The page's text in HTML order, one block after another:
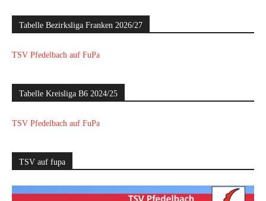
Tabelle Bezirksliga Franken 2026/27
TSV Pfedelbach auf FuPa
Tabelle Kreisliga B6 2024/25
TSV Pfedelbach auf FuPa
TSV auf fupa